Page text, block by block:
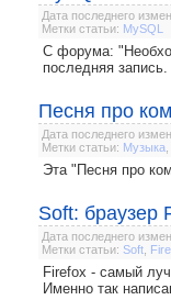
Дата последнего
Метки статьи: MySQL
С форума:
последняя
Песня про
Дата последнего
Метки статьи: Музыка
Эта "Песня про
Soft: браузер
Дата последнего
Метки статьи: Soft
Firefox - самый
Именно так